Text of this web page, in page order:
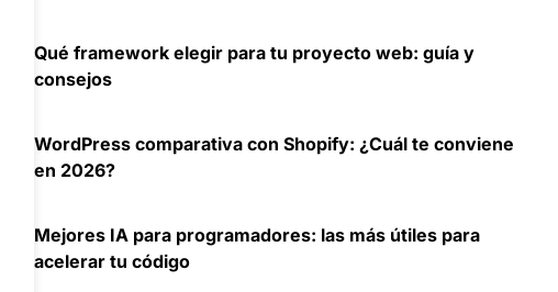
Qué framework elegir para tu proyecto web: guía y
consejos
WordPress comparativa con Shopify: ¿Cuál te conviene
en 2026?
Mejores IA para programadores: las más útiles para
acelerar tu código